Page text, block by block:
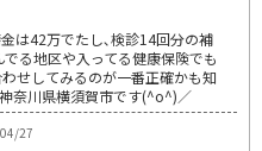
は42万でたし､検診14回分の補
る地区や入ってる健康保険でも
せしてみるのが一番正確かも知
奈川県横須賀市です(^o^)／
27